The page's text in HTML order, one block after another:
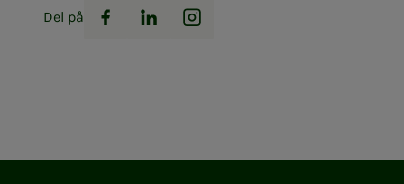
Del på
Facebook
LinkedInInstagram